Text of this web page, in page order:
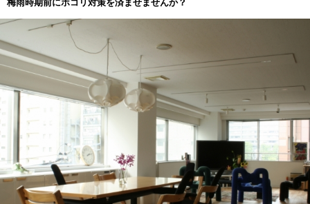
梅雨時期前にホコリ対策を済ませませんか？